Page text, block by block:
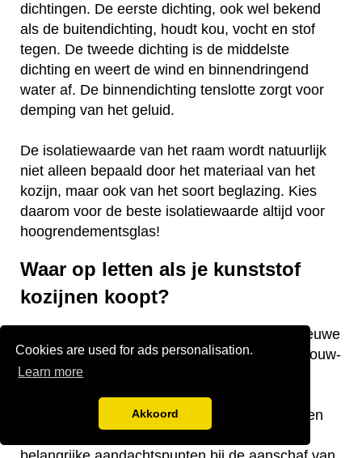
Cookies are used for ads personalisation.
Learn more
Akkoord
dichtingen. De eerste dichting, ook wel bekend
als de buitendichting, houdt kou, vocht en stof
tegen. De tweede dichting is de middelste
dichting en weert de wind en binnendringend
water af. De binnendichting tenslotte zorgt voor
demping van het geluid.
De isolatiewaarde van het raam wordt natuurlijk
niet alleen bepaald door het materiaal van het
kozijn, maar ook van het soort beglazing. Kies
daarom voor de beste isolatiewaarde altijd voor
hoogrendementsglas!
Waar op letten als je kunststof
kozijnen koopt?
Vraag je je af waar je op moet letten als je nieuwe
kunststof kozijnen gaat kopen voor je nieuwbouw-
of bestaande woning? Wij hebben een aantal
nuttige tips voor je! De keurmerken van de
kozijnen, welke isolatiewaarde je nodig hebt en
welk raamtype je wilt laten plaatsen zijn